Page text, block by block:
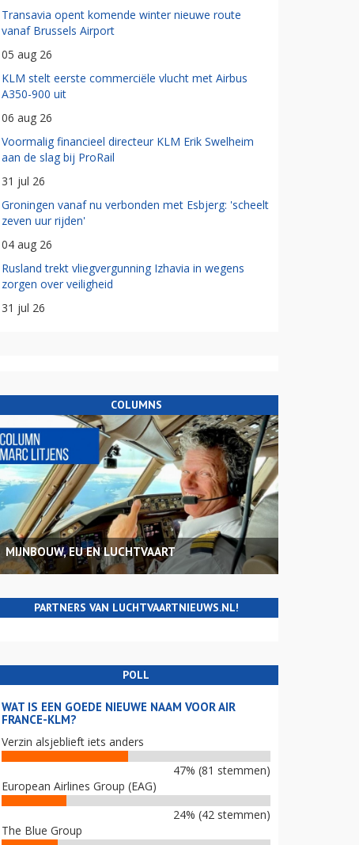
Transavia opent komende winter nieuwe route
vanaf Brussels Airport
05 aug 26
KLM stelt eerste commerciële vlucht met Airbus
A350-900 uit
06 aug 26
Voormalig financieel directeur KLM Erik Swelheim
aan de slag bij ProRail
31 jul 26
Groningen vanaf nu verbonden met Esbjerg: 'scheelt
zeven uur rijden'
04 aug 26
Rusland trekt vliegvergunning Izhavia in wegens
zorgen over veiligheid
31 jul 26
COLUMNS
MIJNBOUW, EU EN LUCHTVAART
PARTNERS VAN LUCHTVAARTNIEUWS.NL!
POLL
WAT IS EEN GOEDE NIEUWE NAAM VOOR AIR
FRANCE-KLM?
Verzin alsjeblieft iets anders
47% (81 stemmen)
European Airlines Group (EAG)
24% (42 stemmen)
The Blue Group